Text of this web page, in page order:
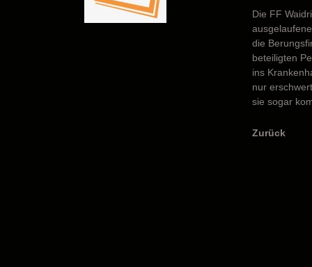
Die FF
die
beteiligten
ins
nur
sie sogar
Zurück